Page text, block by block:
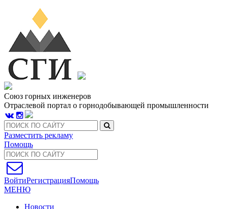
Союз горных инженеров
Отраслевой портал о горнодобывающей промышленности
Разместить рекламу
Помощь
ВойтиРегистрацияПомощь
МЕНЮ
Новости